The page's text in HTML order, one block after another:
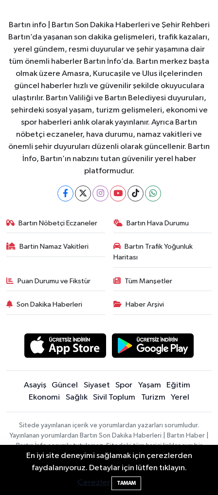
Bartın info | Bartın Son Dakika Haberleri ve Şehir Rehberi
Bartın’da yaşanan son dakika gelişmeleri, trafik kazaları,
yerel gündem, resmi duyurular ve şehir yaşamına dair
tüm önemli haberler Bartın İnfo’da. Bartın merkez başta
olmak üzere Amasra, Kurucaşile ve Ulus ilçelerinden
güncel haberler hızlı ve güvenilir şekilde okuyuculara
ulaştırılır. Bartın Valiliği ve Bartın Belediyesi duyuruları,
şehirdeki sosyal yaşam, turizm gelişmeleri, ekonomi ve
spor haberleri anlık olarak yayınlanır. Ayrıca Bartın
nöbetçi eczaneler, hava durumu, namaz vakitleri ve
önemli şehir duyuruları düzenli olarak güncellenir. Bartın
İnfo, Bartın’ın nabzını tutan güvenilir yerel haber
platformudur.
Bartın Nöbetçi Eczaneler Bartın Hava Durumu
Bartin Namaz Vakitleri
Bartın Trafik Yoğunluk
Haritası
Puan Durumu ve Fikstür Tüm Manşetler
Son Dakika Haberleri Haber Arşivi
Asayiş Güncel Siyaset Spor Yaşam
Eğitim
Ekonomi
Sağlık Sivil Toplum Turizm Yerel
Sitede yayınlanan içerik ve yorumlardan yazarları sorumludur.
Yayınlanan yorumlardan Bartın Son Dakika Haberleri | Bartın Haber |
Bartın İnfo sorumlu tutulamaz. Sitedeki tüm harici linkler ayrı bir
sayfada açılır. Sitemizde yayınlanan haber, köşe yazıları ve
fotoğraflar izin alınmaksızın kaynak gösterilse dahi, herhangi bir
ortamda kullanılamaz ve yayınlanamaz
En iyi site deneyimi sağlamak için çerezlerden
faydalanıyoruz. Detaylar için lütfen tıklayın.
Çerezler
TAMAM
Elektrik arızasını onanırken akıma kapılan